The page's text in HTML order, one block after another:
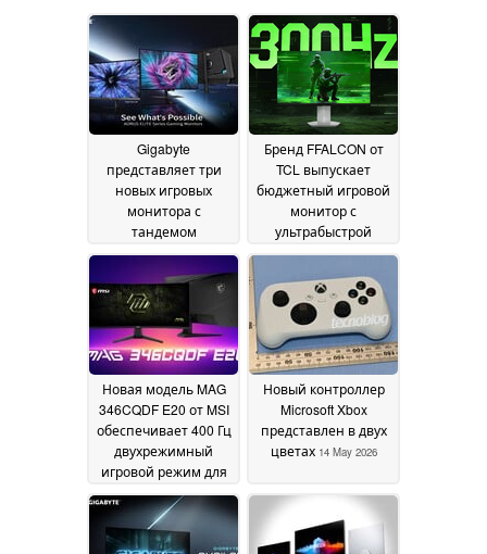
Gigabyte
представляет три
новых игровых
монитора с
тандемом
технологий OLED и
Mini LED 03 June 2026
Бренд FFALCON от
TCL выпускает
бюджетный игровой
монитор с
ультрабыстрой
частотой 300 Гц
25 May 2026
Новая модель MAG
346CQDF E20 от MSI
обеспечивает 400 Гц
двухрежимный
игровой режим для
бюджетных
ультрамалых
мониторов25 May 2026
Новый контроллер
Microsoft Xbox
представлен в двух
цветах 14 May 2026